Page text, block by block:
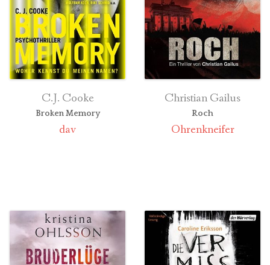
C.J. Cooke
Broken Memory
dav
Christian Gailus
Roch
Ohrenkneifer